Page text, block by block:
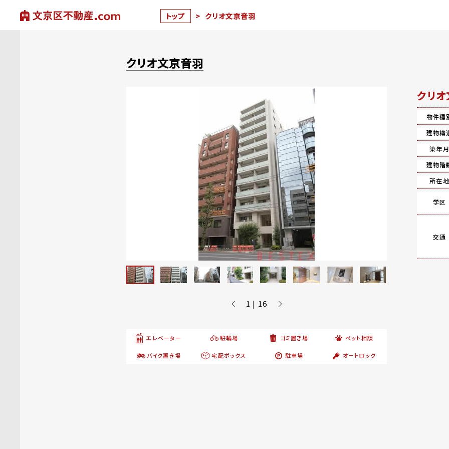
トップ > クリオ文京音羽
クリオ文京音羽
1 | 16
エレベーター 駐輪場 ゴミ置き場 ペット相談
バイク置き場 宅配ボックス 駐車場 オートロック
クリ
物件種
建物構
築年月
建物階
所在地
学区
交通